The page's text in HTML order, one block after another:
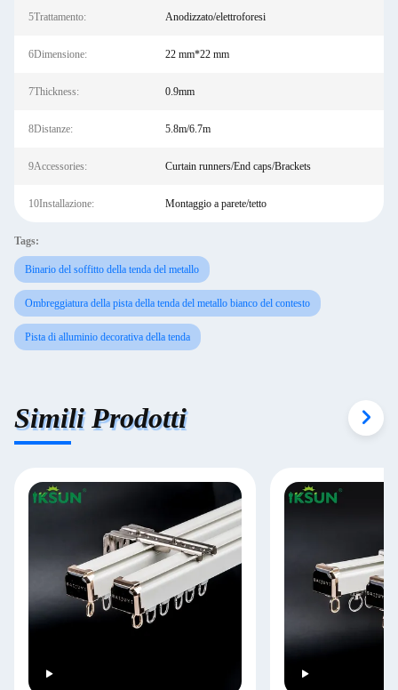
5Trattamento: Anodizzato/elettroforesi
6Dimensione: 22 mm*22 mm
7Thickness: 0.9mm
8Distanze: 5.8m/6.7m
9Accessories: Curtain runners/End caps/Brackets
10Installazione: Montaggio a parete/tetto
Tags:
Binario del soffitto della tenda del metallo
Ombreggiatura della pista della tenda del metallo bianco del contesto
Pista di alluminio decorativa della tenda
Simili Prodotti